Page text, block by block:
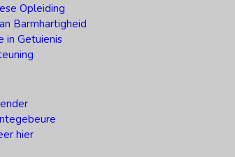
Opleiding
Barmhartigheid
in Getuienis
hier